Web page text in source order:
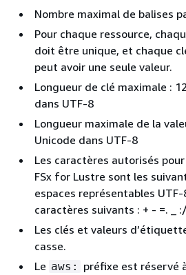
Nombre maximal de balises
Pour chaque ressource,
doit être unique, et chaque
peut avoir une seule valeur.
Longueur de clé maximale :
dans UTF-8
Longueur maximale de la
Unicode dans UTF-8
Les caractères autorisés
FSx for Lustre sont les
espaces représentables
caractères suivants : + - =. _
Les clés et valeurs
casse.
Le aws:
préfixe est réservé